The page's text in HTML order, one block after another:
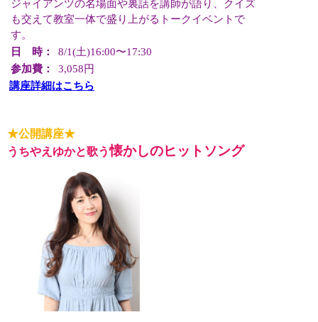
ジャイアンツの名場面や裏話を講師が語り、クイズ
も交えて教室一体で盛り上がるトークイベントで
す。
日 時：
8/1(土)16:00〜17:30
参加費：
3,058円
講座詳細はこちら
★公開講座★
うちやえゆかと歌う懐かしのヒットソング